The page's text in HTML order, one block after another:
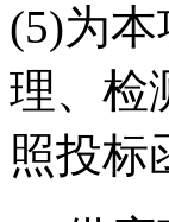
(5)为
理、检
照投标